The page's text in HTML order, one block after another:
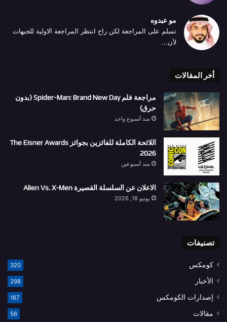
مو عبدوه
تسلم على المراجعة لكن راح انتظر المراجعة الاولية للجبهات
لأن...
أخر المقالات
مراجعة فلم Spider-Man: Brand New Day (بدون
حرق)
منذ أسبوع واحد
اللائحة الكاملة للفائزين بجوائز The Eisner Awards
2026
منذ أسبوعين
الاعلان عن السلسلة القصيرة Alien Vs. X-Men
يونيو 18, 2026
تصنيفات
كومكس 320
الأخبار 298
إصدارات الكومكس 167
مقالات 56